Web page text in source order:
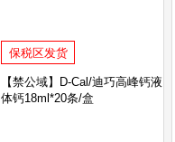
保税区发货
【禁公域】D-Cal/迪巧高峰钙液
体钙18ml*20条/盒